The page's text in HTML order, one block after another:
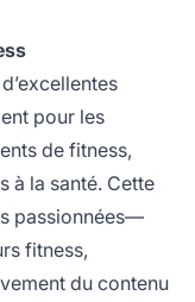
pour les
de fitness,
à la santé. Cette
passionnées—
fitness,
du contenu